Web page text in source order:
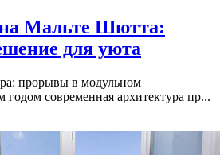
Мальте Шютта:
для уюта
прорывы в модульном
годом современная архитектура пр...